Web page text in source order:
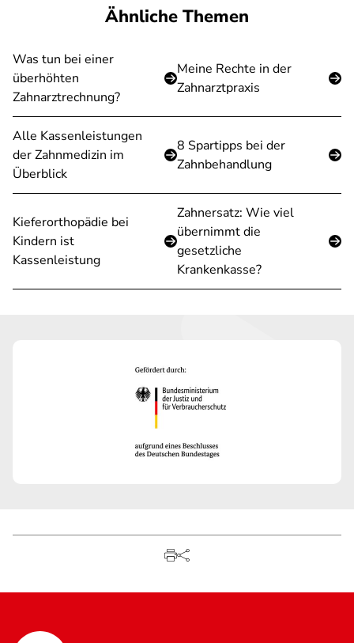
Ähnliche Themen
Was tun bei einer
überhöhten
Zahnarztrechnung?
Meine Rechte in der
Zahnarztpraxis
Alle Kassenleistungen
der Zahnmedizin im
Überblick
8 Spartipps bei der
Zahnbehandlung
Kieferorthopädie bei
Kindern ist
Kassenleistung
Zahnersatz: Wie viel
übernimmt die
gesetzliche
Krankenkasse?